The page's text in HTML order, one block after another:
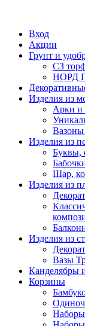
Вход
Акции
Грунт и
СЗ
НОРД
Изделия из
Арки и
Вазоны
Изделия из
Буквы,
Шар,
Изделия из
Изделия из
Вазы
Канделябры
Корзины
Наборы